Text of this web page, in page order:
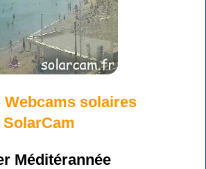
Webcams solaires
SolarCam
Méditérannée